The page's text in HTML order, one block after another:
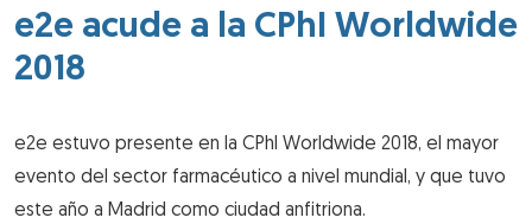
e2e acude a la CPhI Worldwide
2018
e2e estuvo presente en la CPhI Worldwide 2018, el mayor
evento del sector farmacéutico a nivel mundial, y que tuvo
este año a Madrid como ciudad anfitriona.